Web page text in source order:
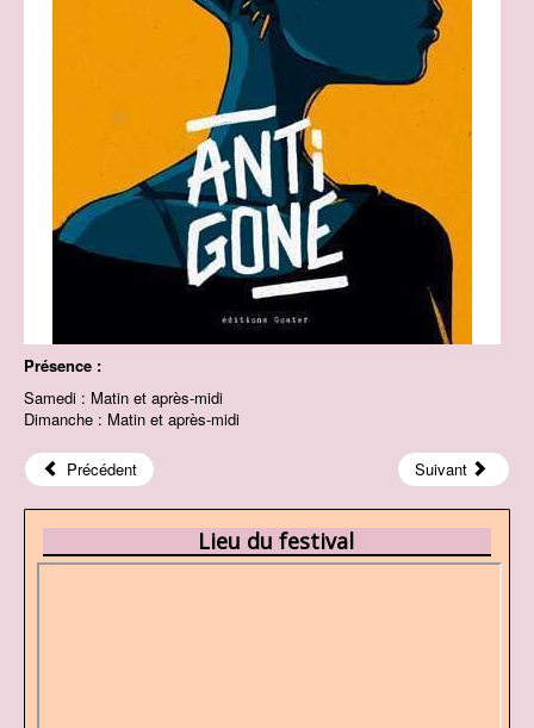
Présence :
Samedi : Matin et après-midi
Dimanche : Matin et après-midi
Précédent Suivant
Lieu du festival